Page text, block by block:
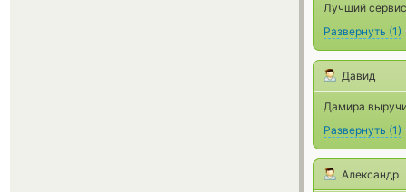
Лучший
Развернуть (1)
Давид
Дамира
Развернуть (1)
Александр